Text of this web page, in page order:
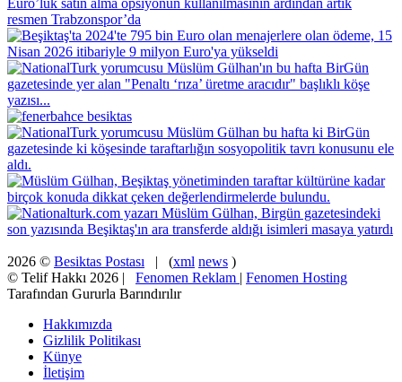
2026 © Besiktas Postası | (xml news )
© Telif Hakkı 2026 | Fenomen Reklam | Fenomen Hosting
Tarafından Gururla Barındırılır
Hakkımızda
Gizlilik Politikası
Künye
İletişim